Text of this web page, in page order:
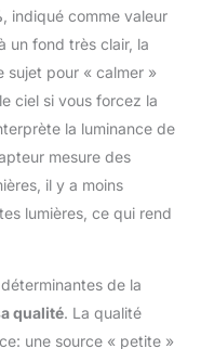
, indiqué comme valeur
un fond très clair, la
sujet pour « calmer »
ciel si vous forcez la
la luminance de
mesure des
il y a moins
lumières, ce qui rend
de la
qualité. La qualité
une source « petite »